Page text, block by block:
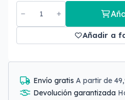
Añadir a
Envío gratis A partir de
Devolución garantizada